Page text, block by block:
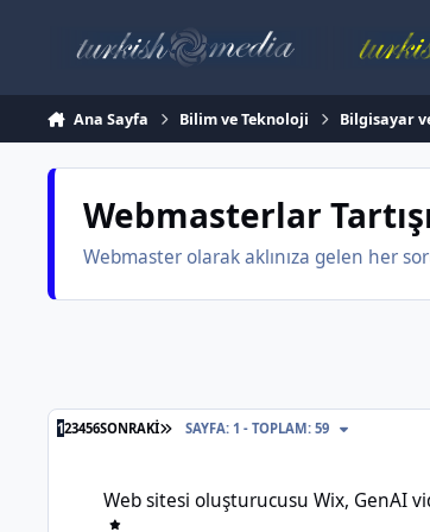
Ana Sayfa Bilim ve Teknoloji Bilgisayar
Webmasterlar
Webmaster olarak aklınıza gelen her
123456SONRAKI SON SAYFA
SAYFA: 1 - TOPLAM: 59
Web sitesi oluşturucusu Wix, GenAI